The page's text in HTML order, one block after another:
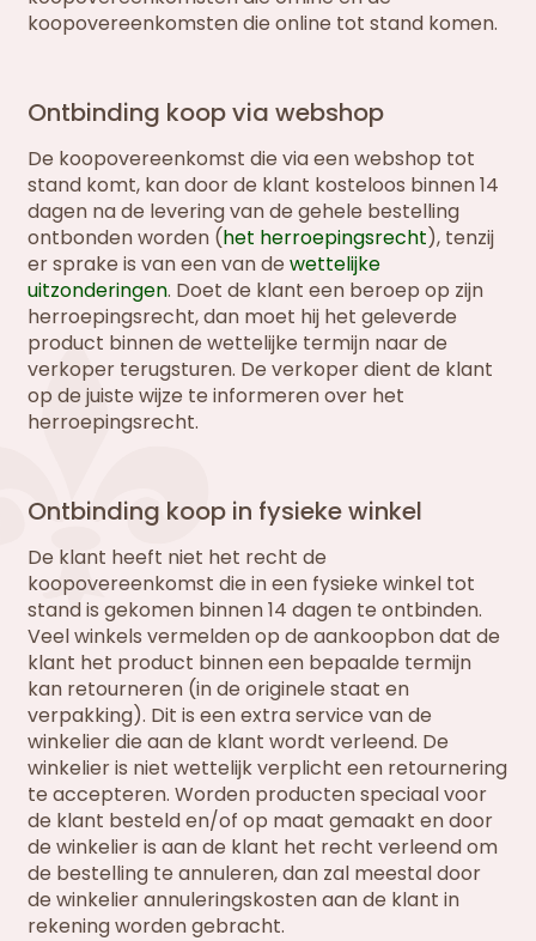
koopovereenkomsten die online tot stand komen.
Ontbinding koop via webshop
De koopovereenkomst die via een webshop tot
stand komt, kan door de klant kosteloos binnen 14
dagen na de levering van de gehele bestelling
ontbonden worden (het herroepingsrecht), tenzij
er sprake is van een van dewettelijke
uitzonderingen. Doet de klant een beroep op zijn
herroepingsrecht, dan moet hij het geleverde
product binnen de wettelijke termijn naar de
verkoper terugsturen. De verkoper dient de klant
op de juiste wijze te informeren over het
herroepingsrecht.
Ontbinding koop in fysieke winkel
De klant heeft niet het recht de
koopovereenkomst die in een fysieke winkel tot
stand is gekomen binnen 14 dagen te ontbinden.
Veel winkels vermelden op de aankoopbon dat de
klant het product binnen een bepaalde termijn
kan retourneren (in de originele staat en
verpakking). Dit is een extra service van de
winkelier die aan de klant wordt verleend. De
winkelier is niet wettelijk verplicht een retournering
te accepteren. Worden producten speciaal voor
de klant besteld en/of op maat gemaakt en door
de winkelier is aan de klant het recht verleend om
de bestelling te annuleren, dan zal meestal door
de winkelier annuleringskosten aan de klant in
rekening worden gebracht.